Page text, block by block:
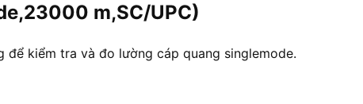
m,SC/UPC)
để kiểm tra và đo lường cáp quang singlemode.